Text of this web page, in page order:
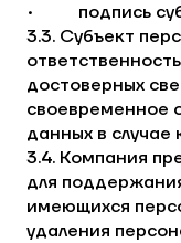
• подпись
3.3. Субъект
достоверных
своевременное
данных в случае
3.4. Компания
для
имеющихся
удаления